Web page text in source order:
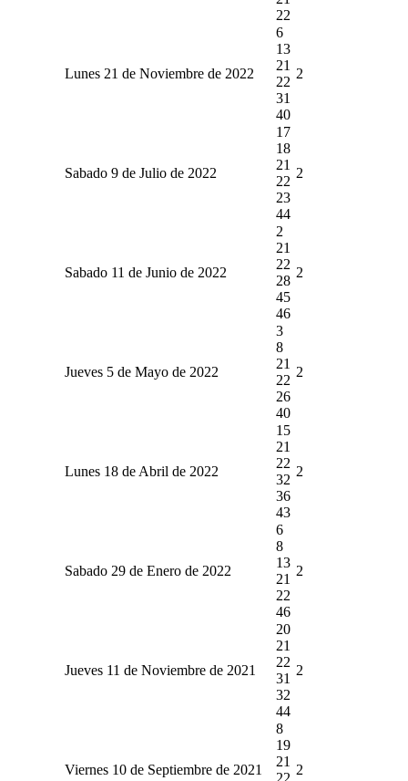
22
Lunes 21 de Noviembre de 2022
6
13
21
22
31
40
2
Sabado 9 de Julio de 2022
17
18
21
22
23
44
2
Sabado 11 de Junio de 2022
2
21
22
28
45
46
2
Jueves 5 de Mayo de 2022
3
8
21
22
26
40
2
Lunes 18 de Abril de 2022
15
21
22
32
36
43
2
Sabado 29 de Enero de 2022
6
8
13
21
22
46
2
Jueves 11 de Noviembre de 2021
20
21
22
31
32
44
2
Viernes 10 de Septiembre de 2021
8
19
21
22
2